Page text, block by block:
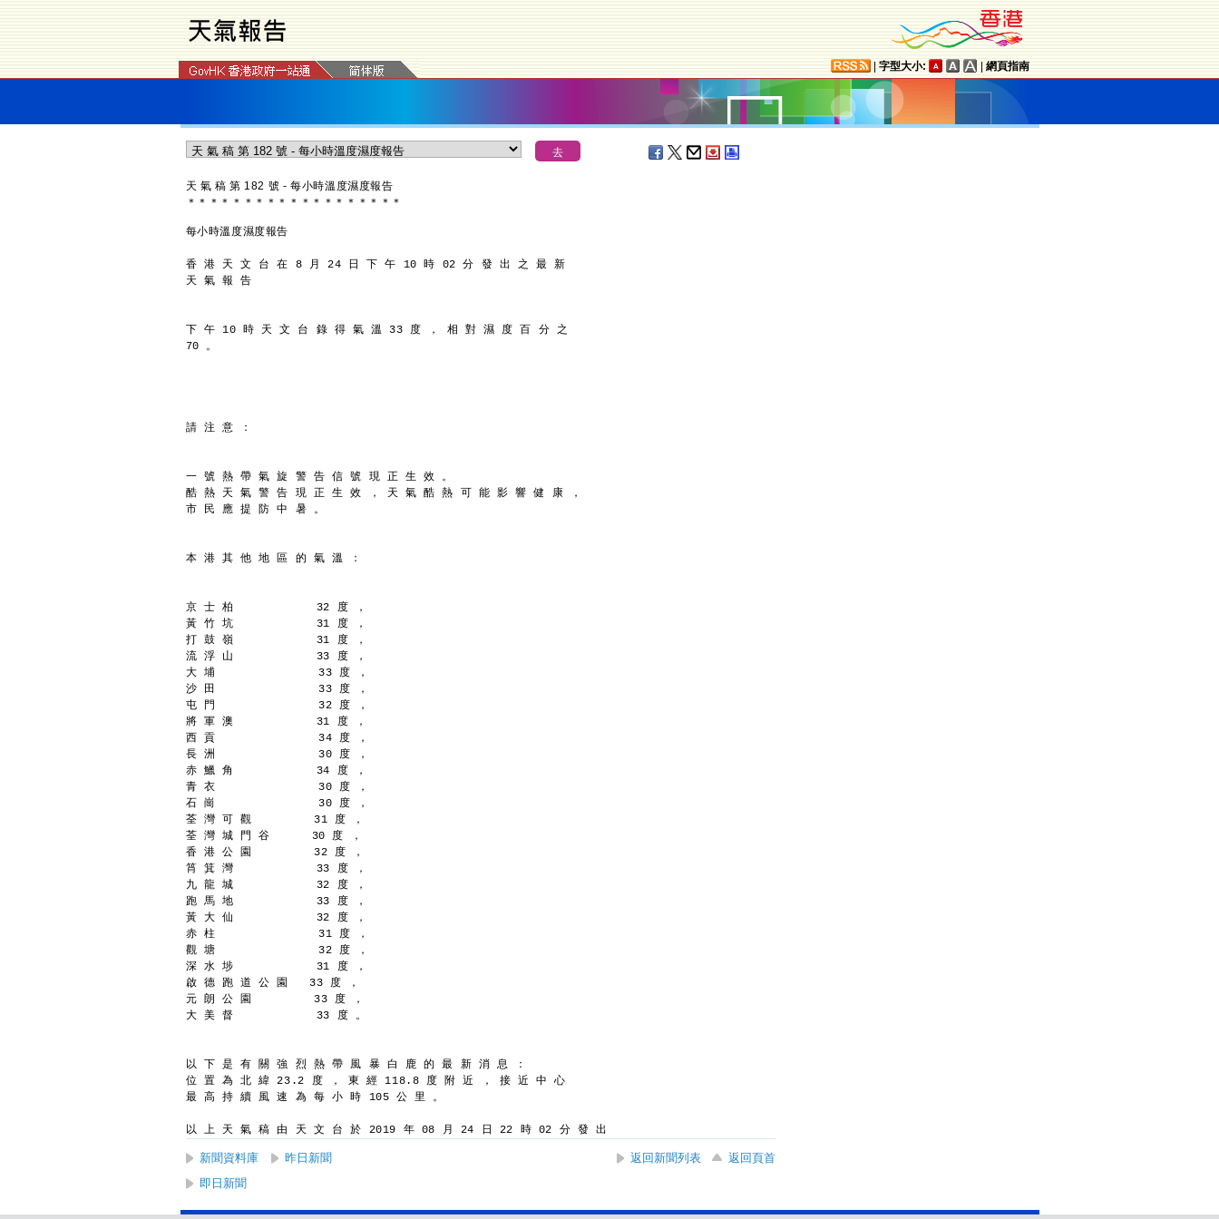
字型大小: 網頁指南
天 氣 稿 第 182 號 - 每小時溫度濕度報告
＊ ＊ ＊ ＊ ＊ ＊ ＊ ＊ ＊ ＊ ＊ ＊ ＊ ＊ ＊ ＊ ＊ ＊ ＊
每小時溫度濕度報告
香 港 天 文 台 在 8 月 24 日 下 午 10 時 02 分 發 出 之 最 新
天 氣 報 告
下 午 10 時 天 文 台 錄 得 氣 溫 33 度 ， 相 對 濕 度 百 分 之
70 。
請 注 意 ：
一 號 熱 帶 氣 旋 警 告 信 號 現 正 生 效 。
酷 熱 天 氣 警 告 現 正 生 效 ， 天 氣 酷 熱 可 能 影 響 健 康 ，
市 民 應 提 防 中 暑 。
本 港 其 他 地 區 的 氣 溫 ：
京 士 柏            32 度 ，
黃 竹 坑            31 度 ，
打 鼓 嶺            31 度 ，
流 浮 山            33 度 ，
大 埔               33 度 ，
沙 田               33 度 ，
屯 門               32 度 ，
將 軍 澳            31 度 ，
西 貢               34 度 ，
長 洲               30 度 ，
赤 鱲 角            34 度 ，
青 衣               30 度 ，
石 崗               30 度 ，
荃 灣 可 觀         31 度 ，
荃 灣 城 門 谷      30 度 ，
香 港 公 園         32 度 ，
筲 箕 灣            33 度 ，
九 龍 城            32 度 ，
跑 馬 地            33 度 ，
黃 大 仙            32 度 ，
赤 柱               31 度 ，
觀 塘               32 度 ，
深 水 埗            31 度 ，
啟 德 跑 道 公 園   33 度 ，
元 朗 公 園         33 度 ，
大 美 督            33 度 。
以 下 是 有 關 強 烈 熱 帶 風 暴 白 鹿 的 最 新 消 息 ：
位 置 為 北 緯 23.2 度 ， 東 經 118.8 度 附 近 ， 接 近 中 心
最 高 持 續 風 速 為 每 小 時 105 公 里 。
以 上 天 氣 稿 由 天 文 台 於 2019 年 08 月 24 日 22 時 02 分 發 出
新聞資料庫 昨日新聞 返回新聞列表
返回頁首
即日新聞